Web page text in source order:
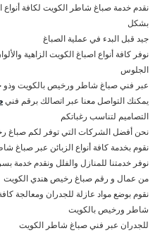
نقدم خدمة صباغ شاطر الكويت لكافة
بشكل
جيد قبل البدء في عملية الصباغ
نوفر كافة أنواع اصباغ الكويت الزاهية
الجلوس
عبر فني صباغ شاطر ورخيص بالكويت وذو
يمكنك التواصل معنا عبر اتصالك برقم فني
التصاميم لتناسب رغباتكم
نحن أفضل الشركات التي توفر لكم صباغ
نقوم بخدمة كافة أنواع الزبائن عبر صباغ
نوفر خدمتنا للمنازل والفلل ونقدم خدمة
من عمال و رقم صباغ رخيص هندي الكويت
نقوم بوضع مواد عازلة للجدران ومعالجة
شاطر ورخيص بالكويت
للجدران عبر فني صباغ شاطر الكويت